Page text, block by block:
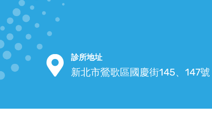
診所地址
新北市鶯歌區國慶街145、147號